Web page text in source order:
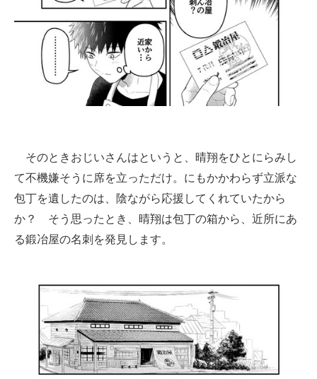
そのときおじいさんはというと、晴翔をひとにらみし
て不機嫌そうに席を立っただけ。にもかかわらず立派な
包丁を遺したのは、陰ながら応援してくれていたから
か？ そう思ったとき、晴翔は包丁の箱から、近所にあ
る鍛冶屋の名刺を発見します。